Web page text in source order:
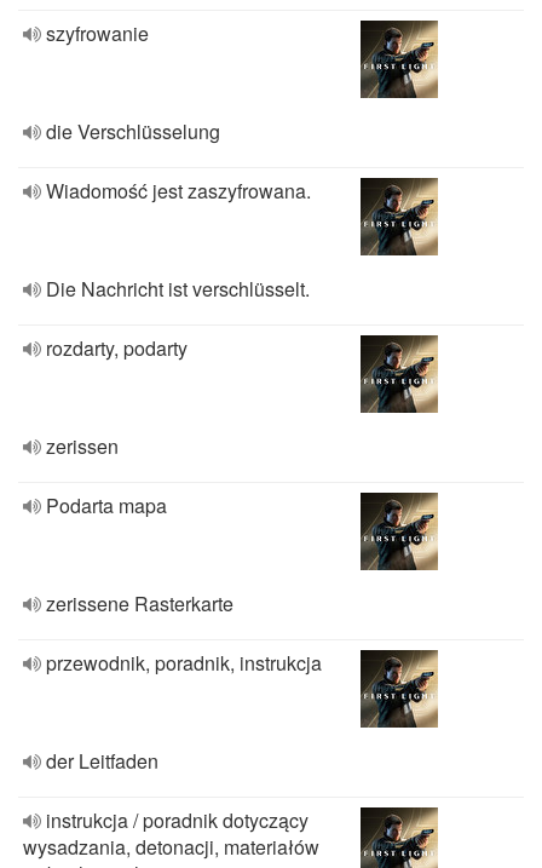
szyfrowanie
die Verschlüsselung
Wiadomość jest zaszyfrowana.
Die Nachricht ist verschlüsselt.
rozdarty, podarty
zerissen
Podarta mapa
zerissene Rasterkarte
przewodnik, poradnik, instrukcja
der Leitfaden
instrukcja / poradnik dotyczący
wysadzania, detonacji, materiałów